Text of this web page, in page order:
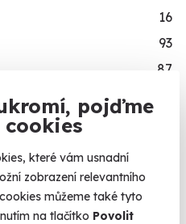
pojďme
které vám usnadní
zobrazení relevantního
můžeme také tyto
na tlačítko Povolit
16
93
87